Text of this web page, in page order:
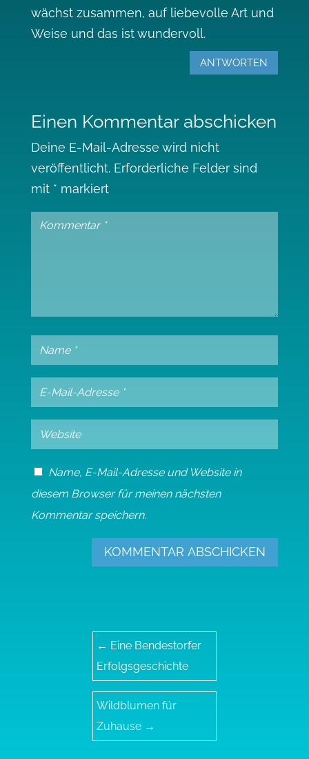
wächst zusammen, auf liebevolle Art und
Weise und das ist wundervoll.
ANTWORTEN
Einen Kommentar abschicken
Deine E-Mail-Adresse wird nicht
veröffentlicht. Erforderliche Felder sind
mit * markiert
Name, E-Mail-Adresse und Website in
diesem Browser für meinen nächsten
Kommentar speichern.
KOMMENTAR ABSCHICKEN
← Eine Bendestorfer
Erfolgsgeschichte
Wildblumen für
Zuhause →